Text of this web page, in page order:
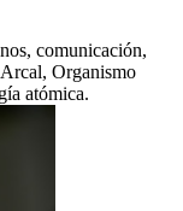
comunicación,
Organismo
atómica.